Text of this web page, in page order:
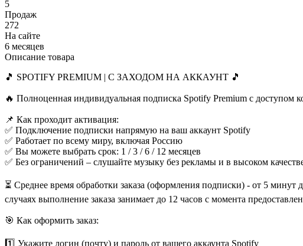
5
Продаж
272
На сайте
6 месяцев
Описание товара
🎵 SPOTIFY PREMIUM | С ЗАХОДОМ НА АККАУНТ 🎵
🔥 Полноценная индивидуальная подписка Spotify Premium с доступом
📌 Как проходит активация:
✅ Подключение подписки напрямую на ваш аккаунт Spotify
✅ Работает по всему миру, включая Россию
✅ Вы можете выбрать срок: 1 / 3 / 6 / 12 месяцев
✅ Без ограничений – слушайте музыку без рекламы и в высоком
⏳ Среднее время обработки заказа (оформления подписки) - от 5
случаях выполнение заказа занимает до 12 часов с момента
🎯 Как оформить заказ:
1️⃣ Укажите логин (почту) и пароль от вашего аккаунта Spotify